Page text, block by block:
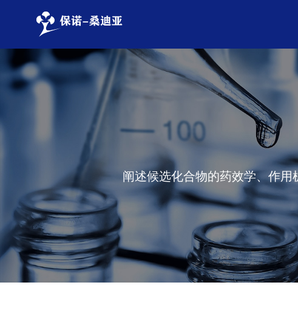
我们是谁
企业价值观
我们的历史
药物发现
制剂
多肽合成
Solution Engine
DNA编码化合物库 (DEL)
公司新闻
阐述候选化合物的药效学、作